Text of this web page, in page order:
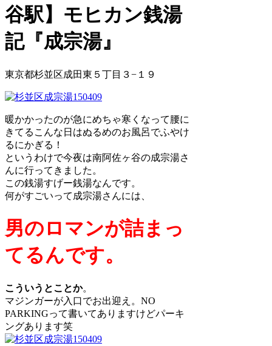
谷駅】モヒカン銭湯
記『成宗湯』
東京都杉並区成田東５丁目３−１９
暖かかったのが急にめちゃ寒くなって腰に
きてるこんな日はぬるめのお風呂でふやけ
るにかぎる！
というわけで今夜は南阿佐ヶ谷の成宗湯さ
んに行ってきました。
この銭湯すげー銭湯なんです。
何がすごいって成宗湯さんには、
男のロマンが詰まっ
てるんです。
こういうとことか。
マジンガーが入口でお出迎え。NO
PARKINGって書いてありますけどパーキ
ングあります笑